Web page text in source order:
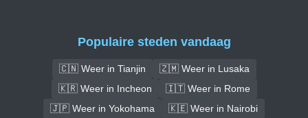
Populaire steden vandaag
🇨🇳 Weer in Tianjin
🇿🇲 Weer in Lusaka
🇰🇷 Weer in Incheon
🇮🇹 Weer in Rome
🇯🇵 Weer in Yokohama
🇰🇪 Weer in Nairobi